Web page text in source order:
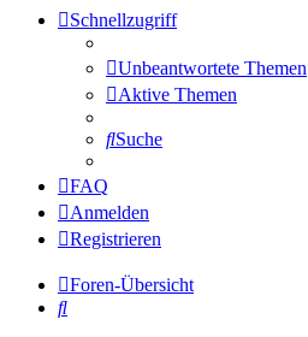
Schnellzugriff
Unbeantwortete Themen
Aktive Themen
Suche
FAQ
Anmelden
Registrieren
Foren-Übersicht
Suche